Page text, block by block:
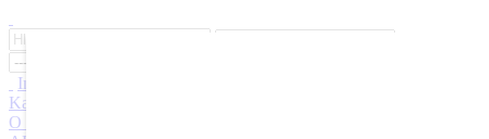
Inzerce
Kariérní poradenství
O nás